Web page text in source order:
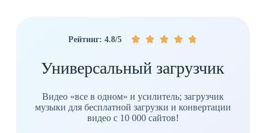
Рейтинг: 4.8/5     
Универсальный загрузчик
Видео «все в одном» и усилитель; загрузчик
музыки для бесплатной загрузки и конвертации
видео с 10 000 сайтов!